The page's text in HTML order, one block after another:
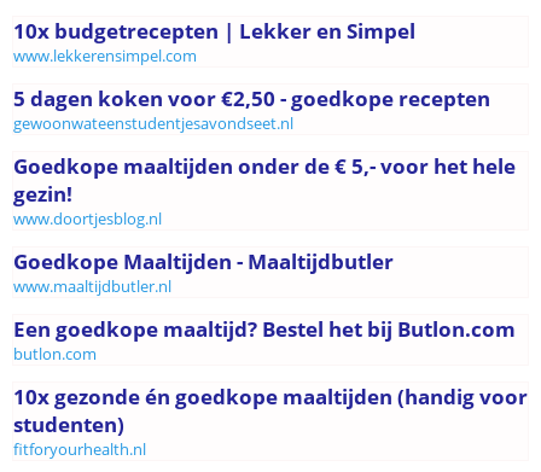
10x budgetrecepten | Lekker en Simpel
www.lekkerensimpel.com
5 dagen koken voor €2,50 - goedkope recepten
gewoonwateenstudentjesavondseet.nl
Goedkope maaltijden onder de € 5,- voor het hele
gezin!
www.doortjesblog.nl
Goedkope Maaltijden - Maaltijdbutler
www.maaltijdbutler.nl
Een goedkope maaltijd? Bestel het bij Butlon.com
butlon.com
10x gezonde én goedkope maaltijden (handig voor
studenten)
fitforyourhealth.nl